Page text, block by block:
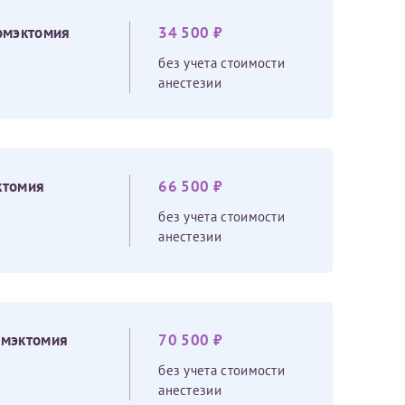
34 500 ₽
без учета стоимости
анестезии
66 500 ₽
без учета стоимости
анестезии
70 500 ₽
без учета стоимости
анестезии